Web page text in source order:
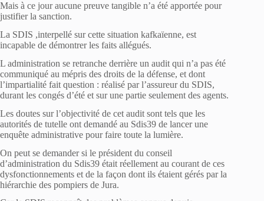
Mais à ce jour aucune preuve tangible n’a été apportée pour
justifier la sanction.
La SDIS ,interpellé sur cette situation kafkaïenne, est
incapable de démontrer les faits allégués.
L administration se retranche derrière un audit qui n’a pas été
communiqué au mépris des droits de la défense, et dont
l’impartialité fait question : réalisé par l’assureur du SDIS,
durant les congés d’été et sur une partie seulement des agents.
Les doutes sur l’objectivité de cet audit sont tels que les
autorités de tutelle ont demandé au Sdis39 de lancer une
enquête administrative pour faire toute la lumière.
On peut se demander si le président du conseil
d’administration du Sdis39 était réellement au courant de ces
dysfonctionnements et de la façon dont ils étaient gérés par la
hiérarchie des pompiers de Jura.